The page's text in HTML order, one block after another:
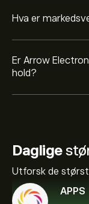
Hva er
Er Arrow
hold?
Daglige
Utforsk de
APPS